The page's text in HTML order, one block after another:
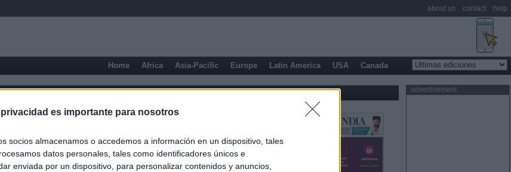
es importante para nosotros
socios almacenamos o accedemos a información en un dispositivo, tales
datos personales, tales como identificadores únicos e
enviada por un dispositivo, para personalizar contenidos y anuncios,
Home Africa Asia-Pacific Europe Latin America USA Canada
advertisement
about us contact help